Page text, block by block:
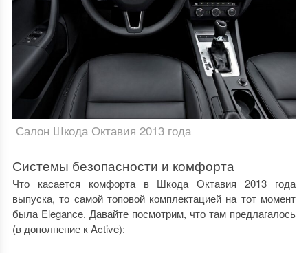
Салон Шкода Октавия 2013 года
Системы безопасности и комфорта
Что касается комфорта в Шкода Октавия 2013 года
выпуска, то самой топовой комплектацией на тот момент
была Elegance. Давайте посмотрим, что там предлагалось
(в дополнение к Active):